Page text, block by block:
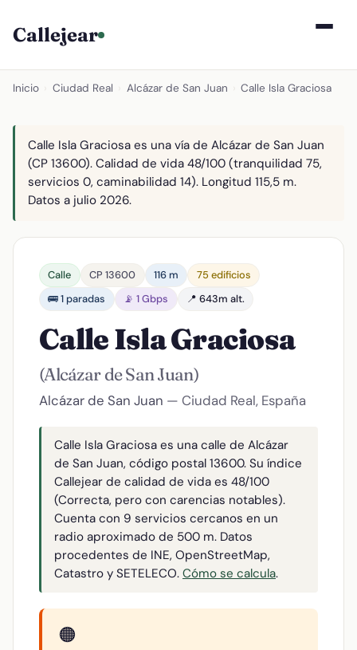
Callejear
Inicio Ciudad Real Alcázar de San Juan Calle Isla Graciosa
Calle Isla Graciosa es una vía de Alcázar de San Juan
(CP 13600). Calidad de vida 48/100 (tranquilidad 75,
servicios 0, caminabilidad 14). Longitud 115,5 m.
Datos a julio 2026.
Calle CP 13600 116 m
75 edificios
🚌 1 paradas
📡 1 Gbps 📍 643m alt.
Calle Isla Graciosa
(Alcázar de San Juan)
Alcázar de San Juan — Ciudad Real, España
Calle Isla Graciosa es una calle de Alcázar
de San Juan, código postal 13600. Su índice
Callejear de calidad de vida es 48/100
(Correcta, pero con carencias notables).
Cuenta con 9 servicios cercanos en un
radio aproximado de 500 m. Datos
procedentes de INE, OpenStreetMap,
Catastro y SETELECO. Cómo se calcula.
🟠